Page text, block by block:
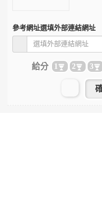
參考網址選填外部連結網址
給分 1 2 3